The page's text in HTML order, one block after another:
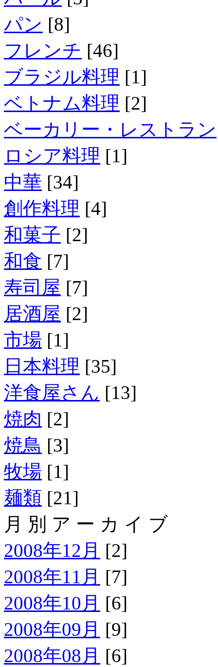
パン [8]
フレンチ [46]
ブラジル料理 [1]
ベトナム料理 [2]
ベーカリー・レストラン
ロシア料理 [1]
中華 [34]
創作料理 [4]
和菓子 [2]
和食 [7]
寿司屋 [7]
居酒屋 [2]
市場 [1]
日本料理 [35]
洋食屋さん [13]
焼肉 [2]
焼鳥 [3]
牧場 [1]
麺類 [21]
月 別 ア ー カ イ ブ
2008年12月 [2]
2008年11月 [7]
2008年10月 [6]
2008年09月 [9]
2008年08月 [6]